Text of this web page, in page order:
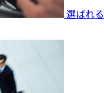
選ばれる